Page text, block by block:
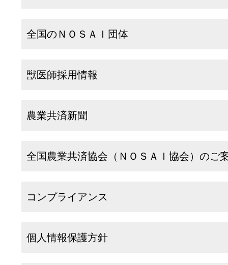
全国のＮＯＳＡＩ団体
獣医師採用情報
農業共済新聞
全国農業共済協会（ＮＯＳＡＩ協会）のご
コンプライアンス
個人情報保護方針